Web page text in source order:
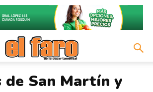
de San Martín y